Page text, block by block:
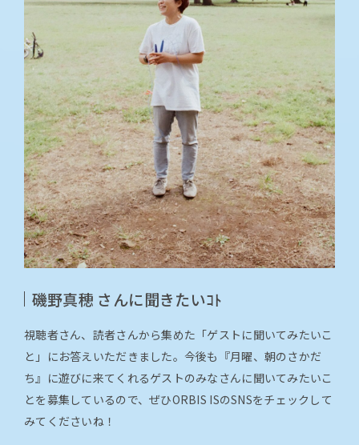
磯野真穂 さんに聞きたいｺﾄ
視聴者さん、読者さんから集めた「ゲストに聞いてみたいこ
と」にお答えいただきました。今後も『月曜、朝のさかだ
ち』に遊びに来てくれるゲストのみなさんに聞いてみたいこ
とを募集しているので、ぜひORBIS ISのSNSをチェックして
みてくださいね！